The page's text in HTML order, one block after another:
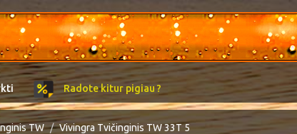
Radote kitur pigiau ?
TW Vivingra Tvičinginis TW 33T 5